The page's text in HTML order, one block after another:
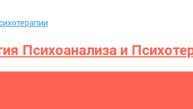
Психоанализа и